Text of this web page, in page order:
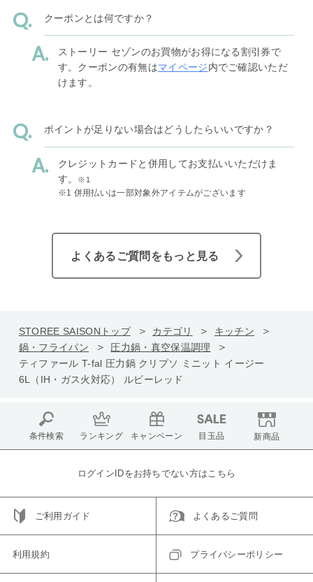
クーポンとは何ですか？
ストーリー セゾンのお買物がお得になる割引券で
す。クーポンの有無はマイページ内でご確認いただ
けます。
ポイントが足りない場合はどうしたらいいですか？
クレジットカードと併用してお支払いいただけま
す。
※1
※1 併用払いは一部対象外アイテムがございます
よくあるご質問をもっと見る
STOREE SAISONトップ カテゴリ
キッチン
鍋・フライパン
圧力鍋・真空保温調理
ティファール T-fal 圧力鍋 クリプソ ミニット イージー
6L（IH・ガス火対応） ルビーレッド
条件検索 ランキング キャンペーン 目玉品 新商品
ログインIDをお持ちでない方はこちら
ご利用ガイド よくあるご質問
利用規約 プライバシーポリシー